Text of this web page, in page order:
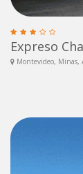
Expreso
Montevideo, Minas,